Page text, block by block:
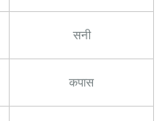
सनी
कपास